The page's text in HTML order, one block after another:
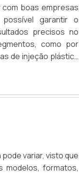
boas empresas
garantir o
precisos no
como por
de injeção plástica
de produtos em
lado, por es.
variar, visto que
formatos,